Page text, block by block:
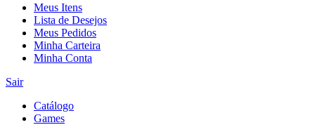
Meus Itens
Lista de Desejos
Meus Pedidos
Minha Carteira
Minha Conta
Sair
Catálogo
Games